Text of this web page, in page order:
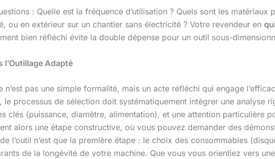
: Quelle est la fréquence d’utilisation ? Quels sont les
ou en extérieur sur un chantier sans électricité ? Votre revendeur en
bien réfléchi évite la double dépense pour un outil sous-
l’Outillage Adapté
n’est pas une simple formalité, mais un acte réfléchi qui engage
le processus de sélection doit systématiquement intégrer une analyse
clés (puissance, diamètre, alimentation), et une attention particulière
alors une étape constructive, où vous pouvez demander des
de l’outil n’est que la première étape : le choix des consommables
de la longévité de votre machine. Que vous vous orientiez vers